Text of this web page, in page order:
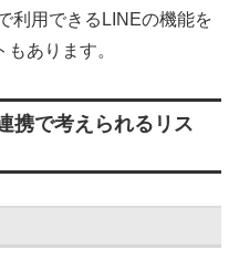
利用できるLINEの機能を
あります。
携で考えられるリス